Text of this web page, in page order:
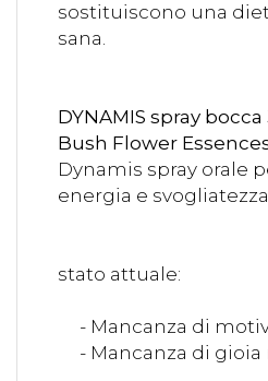
sostituiscono una
sana.
DYNAMIS spray
Bush Flower
Dynamis spray orale
energia e
stato attuale:
- Mancanza di
- Mancanza di gioia